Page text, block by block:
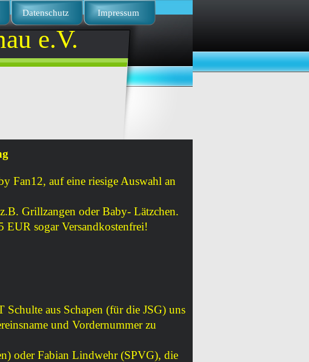
e.V.
Datenschutz Impressum
Fan12, auf eine riesige Auswahl an
Grillzangen oder Baby- Lätzchen.
EUR sogar Versandkostenfrei!
aus Schapen (für die JSG) uns
und Vordernummer zu
oder Fabian Lindwehr (SPVG), die